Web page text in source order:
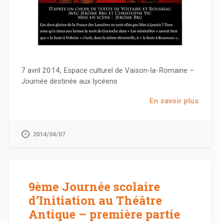
7 avril 2014, Espace culturel de Vaison-la-Romaine –
Journée destinée aux lycéens
En savoir plus
2014/04/07
9ème Journée scolaire
d’Initiation au Théâtre
Antique – première partie